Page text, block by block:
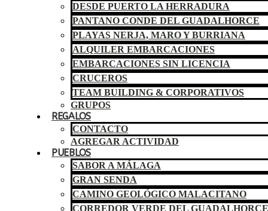
DESDE PUERTO LA HERRADURA
PANTANO CONDE DEL GUADALHORCE
PLAYAS NERJA, MARO Y BURRIANA
ALQUILER EMBARCACIONES
EMBARCACIONES SIN LICENCIA
CRUCEROS
TEAM BUILDING & CORPORATIVOS
GRUPOS
REGALOS
CONTACTO
AGREGAR ACTIVIDAD
PUEBLOS
SABOR A MÁLAGA
GRAN SENDA
CAMINO GEOLÓGICO MALACITANO
CORREDOR VERDE DEL GUADALHORCE